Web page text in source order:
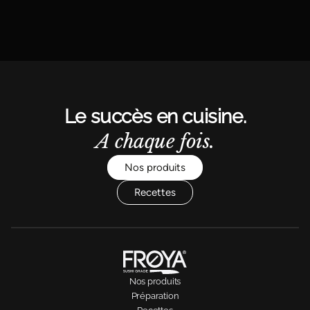
Le succès en cuisine.
A chaque fois.
Nos produits
Recettes
Nos produits
Préparation